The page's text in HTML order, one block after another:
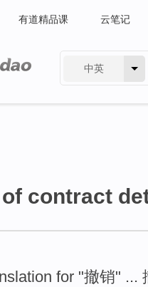
有道精品课 云笔记
中英
contract
for "撤销" ...